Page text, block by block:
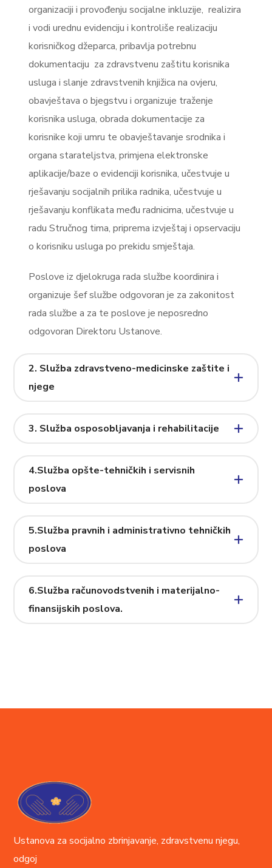
organizaciji i provođenju socijalne inkluzije, realizira
i vodi urednu evidenciju i kontroliše realizaciju
korisničkog džeparca, pribavlja potrebnu
dokumentaciju za zdravstvenu zaštitu korisnika
usluga i slanje zdravstvenih knjižica na ovjeru,
obavještava o bjegstvu i organizuje traženje
korisnika usluga, obrada dokumentacije za
korisnike koji umru te obavještavanje srodnika i
organa starateljstva, primjena elektronske
aplikacije/baze o evidenciji korisnika, učestvuje u
rješavanju socijalnih prilika radnika, učestvuje u
rješavanju konflikata među radnicima, učestvuje u
radu Stručnog tima, priprema izvještaj i opservaciju
o korisniku usluga po prekidu smještaja.
Poslove iz djelokruga rada službe koordinira i
organizuje šef službe odgovoran je za zakonitost
rada službe a za te poslove je neposredno
odgovoran Direktoru Ustanove.
2. Služba zdravstveno-medicinske zaštite i
njege
3. Služba osposobljavanja i rehabilitacije
4.Služba opšte-tehničkih i servisnih
poslova
5.Služba pravnih i administrativno tehničkih
poslova
6.Služba računovodstvenih i materijalno-
finansijskih poslova.
Ustanova za socijalno zbrinjavanje, zdravstvenu njegu,
odgoj